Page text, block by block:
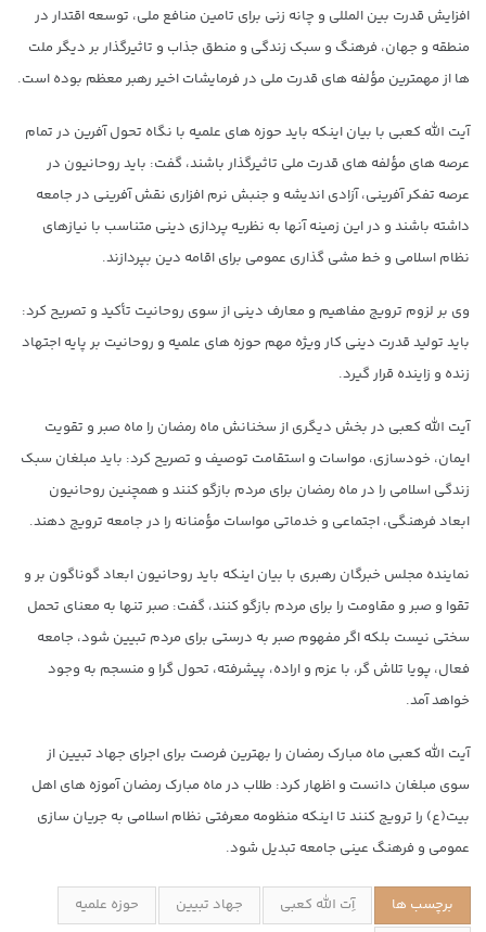
افزایش قدرت بین المللی و چانه زنی برای تامین منافع ملی، توسعه اقتدار در
منطقه و جهان، فرهنگ و سبک زندگی و منطق جذاب و تاثیرگذار بر دیگر ملت
ها از مهمترین مؤلفه های قدرت ملی در فرمایشات اخیر رهبر معظم بوده است.
آیت الله کعبی با بیان اینکه باید حوزه های علمیه با نگاه تحول آفرین در تمام
عرصه های مؤلفه های قدرت ملی تاثیرگذار باشند، گفت: باید روحانیون در
عرصه تفکر آفرینی، آزادی اندیشه و جنبش نرم افزاری نقش آفرینی در جامعه
داشته باشند و در این زمینه آنها به نظریه پردازی دینی متناسب با نیازهای
نظام اسلامی و خط مشی گذاری عمومی برای اقامه دین بپردازند.
وی بر لزوم ترویج مفاهیم و معارف دینی از سوی روحانیت تأکید و تصریح کرد:
باید تولید قدرت دینی کار ویژه مهم حوزه های علمیه و روحانیت بر پایه اجتهاد
زنده و زاینده قرار گیرد.
آیت الله کعبی در بخش دیگری از سخنانش ماه رمضان را ماه صبر و تقویت
ایمان، خودسازی، مواسات و استقامت توصیف و تصریح کرد: باید مبلغان سبک
زندگی اسلامی را در ماه رمضان برای مردم بازگو کنند و همچنین روحانیون
ابعاد فرهنگی، اجتماعی و خدماتی مواسات مؤمنانه را در جامعه ترویج دهند.
نماینده مجلس خبرگان رهبری با بیان اینکه باید روحانیون ابعاد گوناگون بر و
تقوا و صبر و مقاومت را برای مردم بازگو کنند، گفت: صبر تنها به معنای تحمل
سختی نیست بلکه اگر مفهوم صبر به درستی برای مردم تبیین شود، جامعه
فعال، پویا تلاش گر، با عزم و اراده، پیشرفته، تحول گرا و منسجم به وجود
خواهد آمد.
آیت الله کعبی ماه مبارک رمضان را بهترین فرصت برای اجرای جهاد تبیین از
سوی مبلغان دانست و اظهار کرد: طلاب در ماه مبارک رمضان آموزه های اهل
بیت(ع) را ترویج کنند تا اینکه منظومه معرفتی نظام اسلامی به جریان سازی
عمومی و فرهنگ عینی جامعه تبدیل شود.
برچسب ها آِت الله کعبی جهاد تبیین
حوزه علمیه